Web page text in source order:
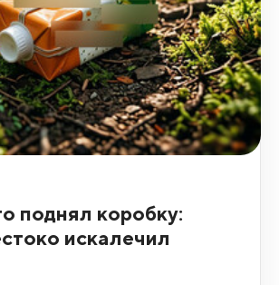
поднял коробку:
искалечил